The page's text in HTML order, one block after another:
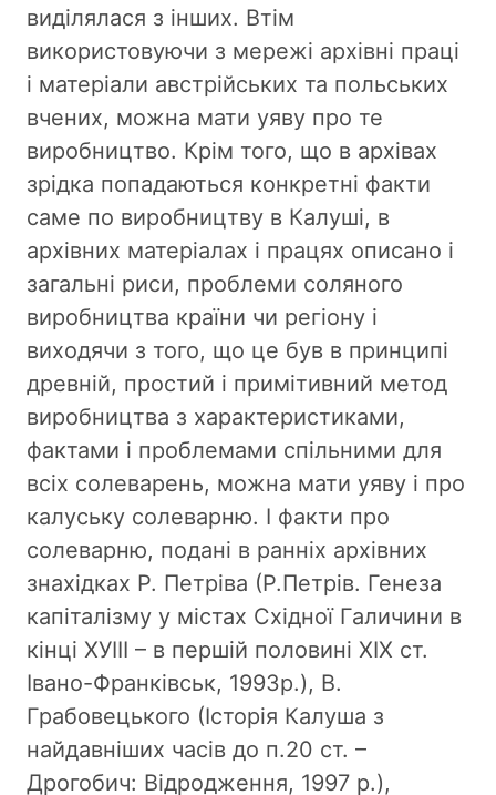
виділялася з інших. Втім
використовуючи з мережі архівні праці
і матеріали австрійських та польських
вчених, можна мати уяву про те
виробництво. Крім того, що в архівах
зрідка попадаються конкретні факти
саме по виробництву в Калуші, в
архівних матеріалах і працях описано і
загальні риси, проблеми соляного
виробництва країни чи регіону і
виходячи з того, що це був в принципі
древній, простий і примітивний метод
виробництва з характеристиками,
фактами і проблемами спільними для
всіх солеварень, можна мати уяву і про
калуську солеварню. І факти про
солеварню, подані в ранніх архівних
знахідках Р. Петріва (Р.Петрів. Генеза
капіталізму у містах Східної Галичини в
кінці ХУІІІ – в першій половині ХІХ ст.
Івано-Франківськ, 1993р.), В.
Грабовецького (Історія Калуша з
найдавніших часів до п.20 ст. –
Дрогобич: Відродження, 1997 р.),